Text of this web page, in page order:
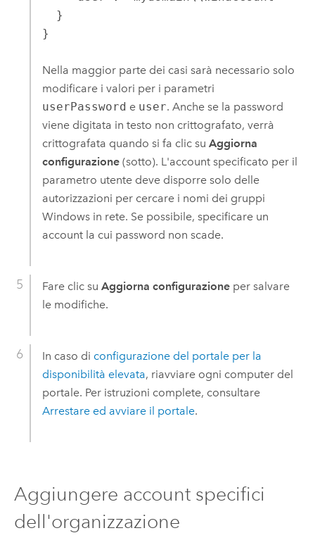
}
Nella maggior parte dei casi sarà necessario solo
modificare i valori per i parametri
userPassword e user. Anche se la password
viene digitata in testo non crittografato, verrà
crittografata quando si fa clic su Aggiorna
configurazione(sotto). L'account specificato per il
parametro utente deve disporre solo delle
autorizzazioni per cercare i nomi dei gruppi
Windowsin rete. Se possibile, specificare un
account la cui password non scade.
Fare clic su Aggiorna configurazioneper salvare
le modifiche.
In caso di configurazione del portale per la
disponibilità elevata, riavviare ogni computer del
portale. Per istruzioni complete, consultare
Arrestare ed avviare il portale.
Aggiungere account specifici
dell'organizzazione